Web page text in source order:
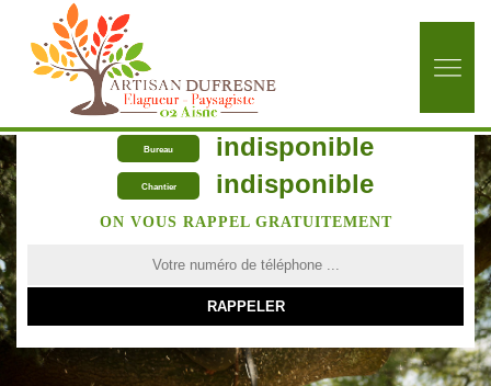
Bureau indisponible
Chantier indisponible
ON VOUS RAPPEL GRATUITEMENT